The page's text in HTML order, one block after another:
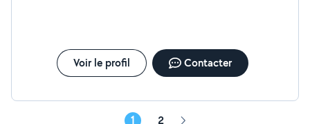
Voir le profil Contacter
1 2